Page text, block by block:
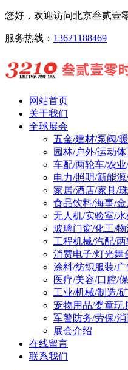
您好，欢迎访问北京叁贰壹
服务热线： 13621188469
网站首页
关于我们
全球展会
五金/建材/泵阀/
园林/户外/运动
车配/两轮车/农
电力/照明/新能源
家居/酒店/家具/
食品饮料/海事/
无人机/实验室/
玻璃门窗/化工/
工程机械/汽配/
消费电子/灯光舞
涂料/纺织服装/广
医疗/美容/口腔/
工业/机械/制造/
宠物用品/婴童玩
军警防务/劳保/
展会介绍
在线留言
联系我们